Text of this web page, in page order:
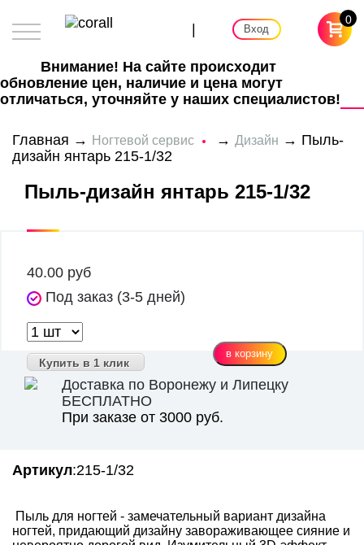
| Вход
0
Внимание! На сайте происходит
обновление цен, наличие и цена могут
отличаться, уточняйте у наших специалистов!
Главная → Ногтевой сервис → Дизайн → Пыль-
дизайн янтарь 215-1/32
Пыль-дизайн янтарь 215-1/32
40.00 руб
Под заказ (3-5 дней)
Купить в 1 клик
Доставка по Воронежу и Липецку
БЕСПЛАТНО
При заказе от 3000 руб.
Артикул:215-1/32
Пыль для ногтей - замечательный вариант дизайна
ногтей, придающий дизайну завораживающее сияние и